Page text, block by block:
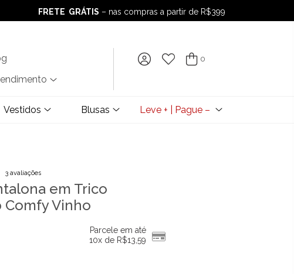
FRETE GRÁTIS – nas compras a partir de R$399
FRETE GRÁTIS– nas compras a partir de R$399
0
Vestidos Blusas Leve + | Pague –
3 avaliações
em Trico
Comfy Vinho
Parcele em até
10x de R$13,59